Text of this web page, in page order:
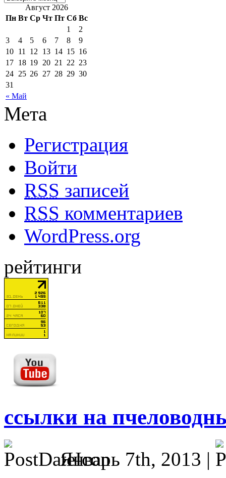
Август 2026
Пн Вт Ср Чт Пт Сб Вс
« Май
1
2
3
4 5 6 7 8
9
10 11 12 13 14 15 16
17 18 19 20 21 22 23
24 25 26 27 28 29 30
31
Мета
Регистрация
Войти
RSS записей
RSS комментариев
WordPress.org
рейтинги
ссылки на
Январь 7th, 2013 |